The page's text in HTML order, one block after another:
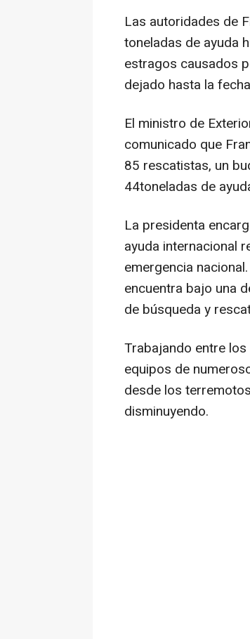
Las autoridades de
toneladas de ayuda
estragos causados
dejado hasta la
El ministro de
comunicado que
85 rescatistas, un
44toneladas de
La presidenta
ayuda internacional
emergencia
encuentra bajo una
de búsqueda y
Trabajando entre
equipos de
desde los
disminuyendo.